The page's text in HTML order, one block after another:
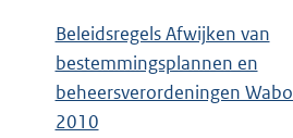
Beleidsregels Afwijken van
bestemmingsplannen en
beheersverordeningen
2010